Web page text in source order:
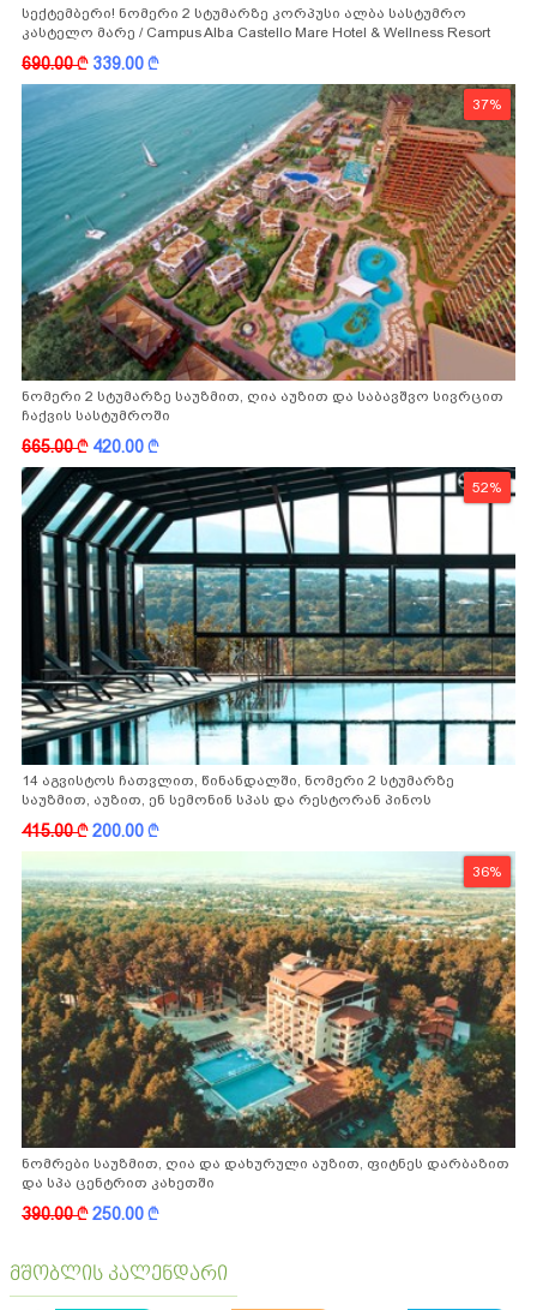
სექტემბერი! ნომერი 2 სტუმარზე კორპუსი ალბა სასტუმრო
კასტელო მარე / Campus Alba Castello Mare Hotel & Wellness Resort
-სგან!
690.00k 339.00k
37%
ნომერი 2 სტუმარზე საუზმით, ღია აუზით და საბავშვო სივრცით
ჩაქვის სასტუმროში
665.00k 420.00k
52%
14 აგვისტოს ჩათვლით, წინანდალში, ნომერი 2 სტუმარზე
საუზმით, აუზით, ენ სემონინ სპას და რესტორან პინოს
415.00k200.00k
36%
ნომრები საუზმით, ღია და დახურული აუზით, ფიტნეს დარბაზით
და სპა ცენტრით კახეთში
390.00k250.00k
მშობლის კალენდარი